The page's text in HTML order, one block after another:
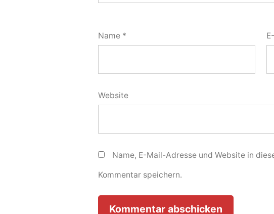
Name *
Website
Name, E-Mail-Adresse und Website in
Kommentar speichern.